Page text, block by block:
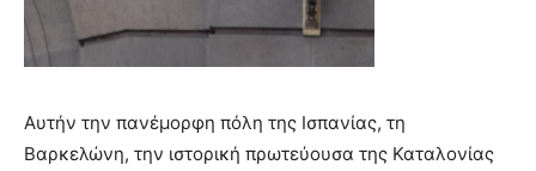
Αυτήν την πανέμορφη πόλη της Ισπανίας, τη
Βαρκελώνη, την ιστορική πρωτεύουσα της Καταλονίας